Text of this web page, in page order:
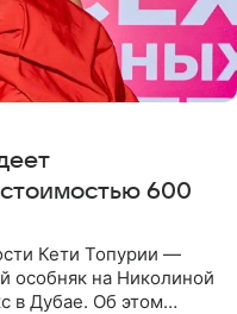
600
Кети Топурии —
особняк на Николиной
в Дубае. Об этом